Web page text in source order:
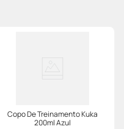
Copo De Treinamento Kuka
200ml Azul